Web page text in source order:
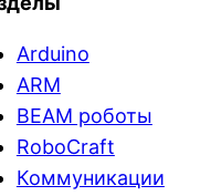
Arduino
ARM
BEAM роботы
RoboCraft
Коммуникации